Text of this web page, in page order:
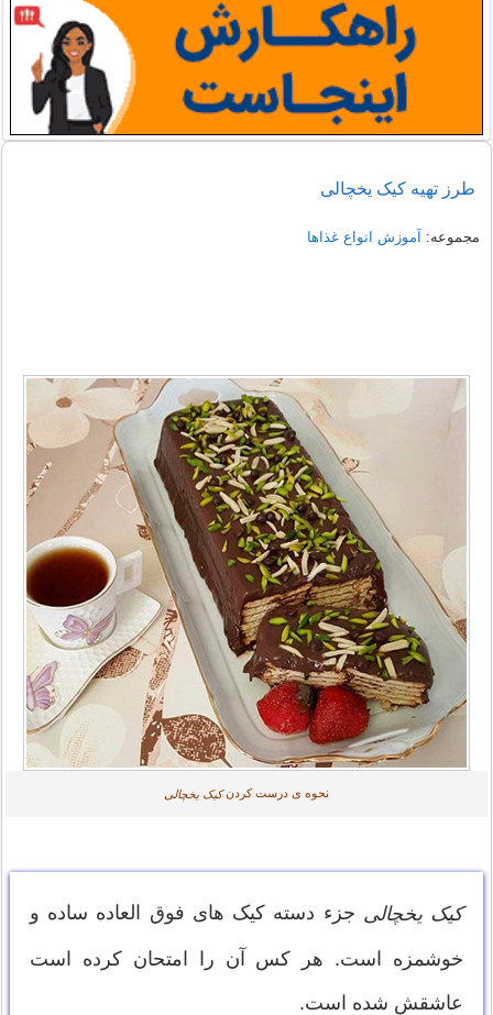
طرز تهيه‌ کيک يخچالی
مجموعه: آموزش انواع غذاها
نحوه ی درست کردنکیک یخچالی
کیک یخچالی جزء دسته کیک های فوق العاده ساده و
خوشمزه است. هر کس آن را امتحان کرده است
عاشقش شده است.